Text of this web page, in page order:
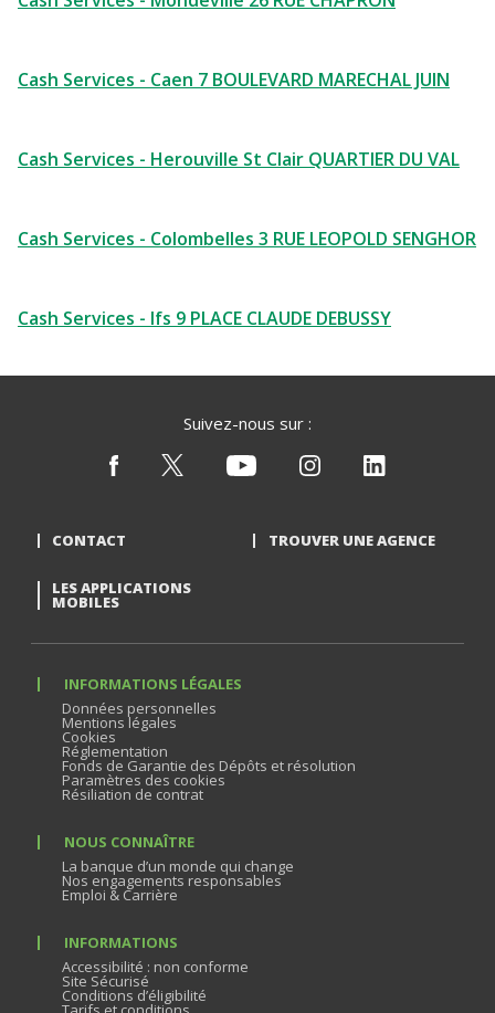
Cash Services - Caen 7 BOULEVARD MARECHAL JUIN
Cash Services - Herouville St Clair QUARTIER DU VAL
Cash Services - Colombelles 3 RUE LEOPOLD SENGHOR
Cash Services - Ifs 9 PLACE CLAUDE DEBUSSY
Suivez-nous sur :
CONTACT TROUVER UNE AGENCE
LES APPLICATIONS
MOBILES
INFORMATIONS LÉGALES
Données personnelles
Mentions légales
Cookies
Réglementation
Fonds de Garantie des Dépôts et résolution
Paramètres des cookies
Résiliation de contrat
NOUS CONNAÎTRE
La banque d’un monde qui change
Nos engagements responsables
Emploi & Carrière
INFORMATIONS
Accessibilité : non conforme
Site Sécurisé
Conditions d’éligibilité